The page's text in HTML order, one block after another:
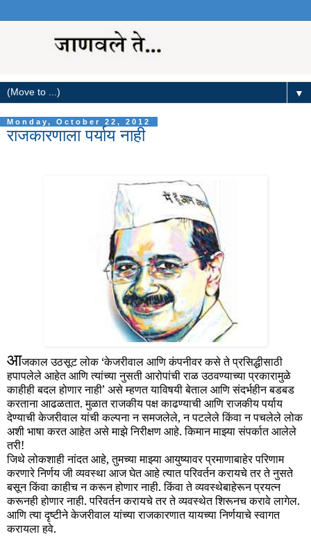
▼
Monday, October 22, 2012
राजकारणाला पर्याय नाही
आजकाल उठसूट लोक ‘केजरीवाल आणि कंपनीवर कसे ते प्रसिद्धीसाठी
हपापलेले आहेत आणि त्यांच्या नुसती आरोपांची राळ उठवण्याच्या प्रकारामुळे
काहीही बदल होणार नाही’ असे म्हणत याविषयी बेताल आणि संदर्भहीन बडबड
करताना आढळतात. मुळात राजकीय पक्ष काढण्याची आणि राजकीय पर्याय
देण्याची केजरीवाल यांची कल्पना न समजलेले, न पटलेले किंवा न पचलेले लोक
अशी भाषा करत आहेत असे माझे निरीक्षण आहे. किमान माझ्या संपर्कात आलेले
तरी!
जिथे लोकशाही नांदत आहे, तुमच्या माझ्या आयुष्यावर प्रमाणाबाहेर परिणाम
करणारे निर्णय जी व्यवस्था आज घेत आहे त्यात परिवर्तन करायचे तर ते नुसते
बसून किंवा काहीच न करून होणार नाही. किंवा ते व्यवस्थेबाहेरून प्रयत्न
करूनही होणार नाही. परिवर्तन करायचे तर ते व्यवस्थेत शिरूनच करावे लागेल.
आणि त्या दृष्टीने केजरीवाल यांच्या राजकारणात यायच्या निर्णयाचे स्वागत
करायला हवे.